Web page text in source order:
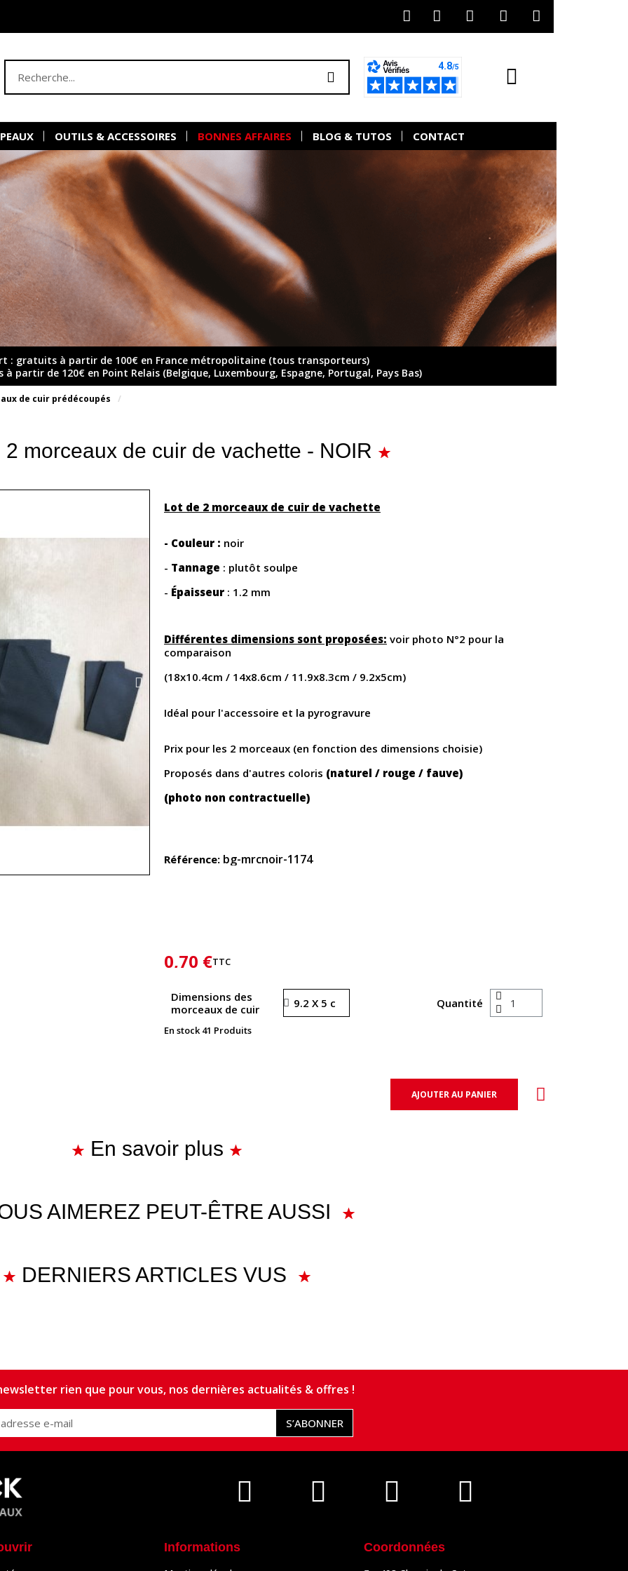
OUTILS & ACCESSOIRES BONNES AFFAIRES BLOG & TUTOS CONTACT
: gratuits à partir de 100€ en France métropolitaine (tous transporteurs)
partir de 120€ en Point Relais (Belgique, Luxembourg, Espagne, Portugal, Pays Bas)
de cuir prédécoupés
2 morceaux de cuir de vachette - NOIR
Lot de 2 morceaux de cuir de vachette
- Couleur : noir
- Tannage : plutôt soulpe
- Épaisseur : 1.2 mm
Différentes dimensions sont proposées: voir photo N°2 pour la
comparaison
(18x10.4cm / 14x8.6cm / 11.9x8.3cm / 9.2x5cm)
Idéal pour l'accessoire et la pyrogravure
Prix pour les 2 morceaux (en fonction des dimensions choisie)
Proposés dans d'autres coloris (naturel / rouge / fauve)
(photo non contractuelle)
Référence bg-mrcnoir-1174
0,70 €TTC
Dimensions des
morceaux de cuir
Quantité
En stock 41 Produits
AJOUTER AU PANIER
En savoir plus
AIMEREZ PEUT-ÊTRE AUSSI
DERNIERS ARTICLES VUS
rien que pour vous, nos dernières actualités & offres !
S’ABONNER
Informations Coordonnées